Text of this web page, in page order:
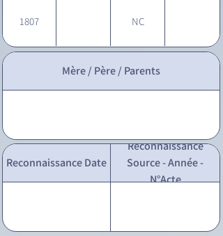
1807 NC
Mère / Père / Parents
Reconnaissance Date
Reconnaissance
Source - Année -
N°Acte